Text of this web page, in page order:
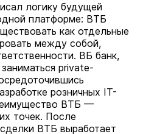
логику будущей
платформе: ВТБ
как отдельные
между собой,
ВБ банк,
private-
розничных IT-
ВТБ —
точек. После
ВТБ выработает